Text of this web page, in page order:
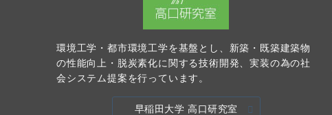
環境工学・都市環境工学を基盤とし、新築・既築建築物
の性能向上・脱炭素化に関する技術開発、実装の為の社
会システム提案を行っています。
早稲田大学 高口研究室